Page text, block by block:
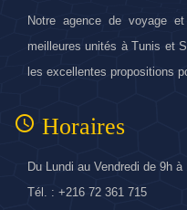
Notre agence de voyage
meilleures unités à Tunis et
les excellentes propositions
access_time Horaires
Du Lundi au Vendredi de 9h à
Tél. : +216 72 361 715